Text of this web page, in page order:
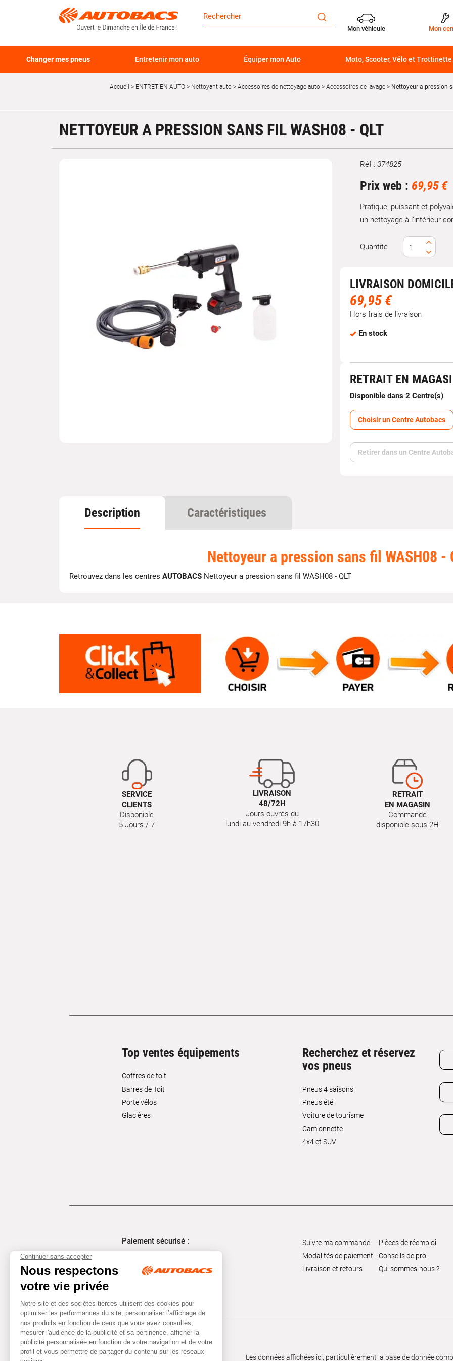
Mon véhicule Mon
Changer mes pneus Entretenir mon auto Équiper mon Auto Moto, Scooter, Vélo et Trottinette
Accueil ENTRETIEN AUTO Nettoyant auto Accessoires de nettoyage auto Accessoires de lavage Nettoyeur a pression
NETTOYEUR A PRESSION SANS FIL WASH08 - QLT
Marque
Réf : 374825
Prix web : 69,95 €
Pratique, puissant et
un nettoyage à l’intérieur
Quantité
LIVRAISON
69,95 €
Hors frais de livraison
En stock
RETRAIT EN
Disponible dans 2 Centre(s)
Choisir un Centre Autobacs
Retirer dans un Centre
Description Caractéristiques
Nettoyeur a pression sans fil WASH08 -
Retrouvez dans les centres AUTOBACS Nettoyeur a pression sans fil WASH08 - QLT
SERVICE
CLIENTS
Disponible
5 Jours / 7
LIVRAISON
48/72H
Jours ouvrés du
lundi au vendredi 9h à 17h30
RETRAIT
EN MAGASIN
Commande
disponible sous 2H
Top ventes équipements
Coffres de toit
Barres de Toit
Porte vélos
Glacières
Recherchez et réservez
vos pneus
Pneus 4 saisons
Pneus été
Voiture de tourisme
Camionnette
4x4 et SUV
Paiement sécurisé :
Suivre ma commande
Modalités de paiement
Livraison et retours
Pièces de réemploi
Conseils de pro
Qui sommes-nous ?
Les données affichées ici, particulièrement la base de donnée